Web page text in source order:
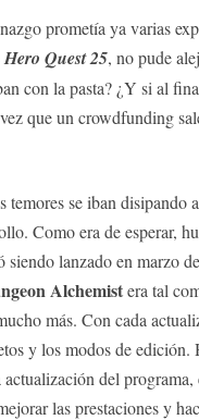
prometía ya varias
Hero Quest 25, no pude
con la pasta? ¿Y si al
que un crowdfunding
temores se iban disipando
Como era de esperar,
siendo lanzado en marzo
Alchemistera tal
más. Con cada
y los modos de edición.
del
las prestaciones y